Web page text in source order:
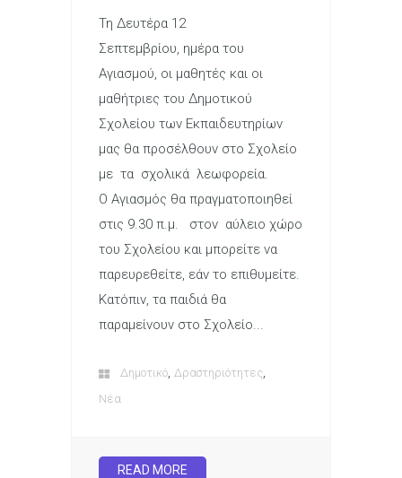
Τη Δευτέρα 12
Σεπτεμβρίου, ημέρα του
Αγιασμού, οι μαθητές και οι
μαθήτριες του Δημοτικού
Σχολείου των Εκπαιδευτηρίων
μας θα προσέλθουν στο Σχολείο
με τα σχολικά λεωφορεία.
Ο Αγιασμός θα πραγματοποιηθεί
στις 9.30 π.μ. στον αύλειο χώρο
του Σχολείου και μπορείτε να
παρευρεθείτε, εάν το επιθυμείτε.
Κατόπιν, τα παιδιά θα
παραμείνουν στο Σχολείο...
Δημοτικό, Δραστηριότητες,
Νέα
READ MORE